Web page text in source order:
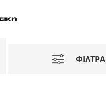
ΦΙΛΤΡΑ